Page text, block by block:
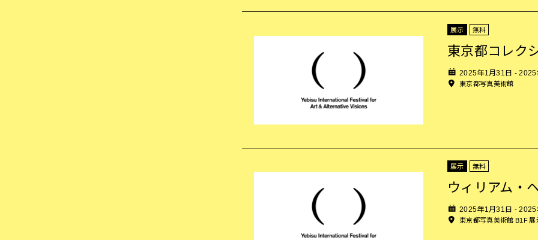
展示 無料
東京都コレク
2025年1月31日 - 2025
東京都写真美術館
展示 無料
ウィリアム・
2025年1月31日 - 2025
東京都写真美術館 B1F 展